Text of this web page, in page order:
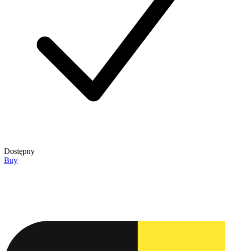
Dostępny
Buy